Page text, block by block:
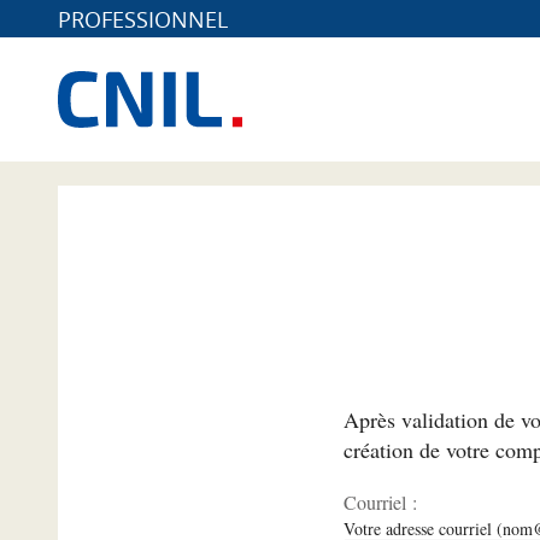
PROFESSIONNEL
Après validation de
création de votre
Courriel :
Votre adresse courriel